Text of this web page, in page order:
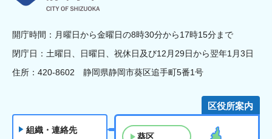
開庁時間：月曜日から金曜日の8時30分から17時15分まで
閉庁日：土曜日、日曜日、祝休日及び12月29日から翌年1月3日
住所：420-8602 静岡県静岡市葵区追手町5番1号
組織・連絡先
区役所案内
葵区